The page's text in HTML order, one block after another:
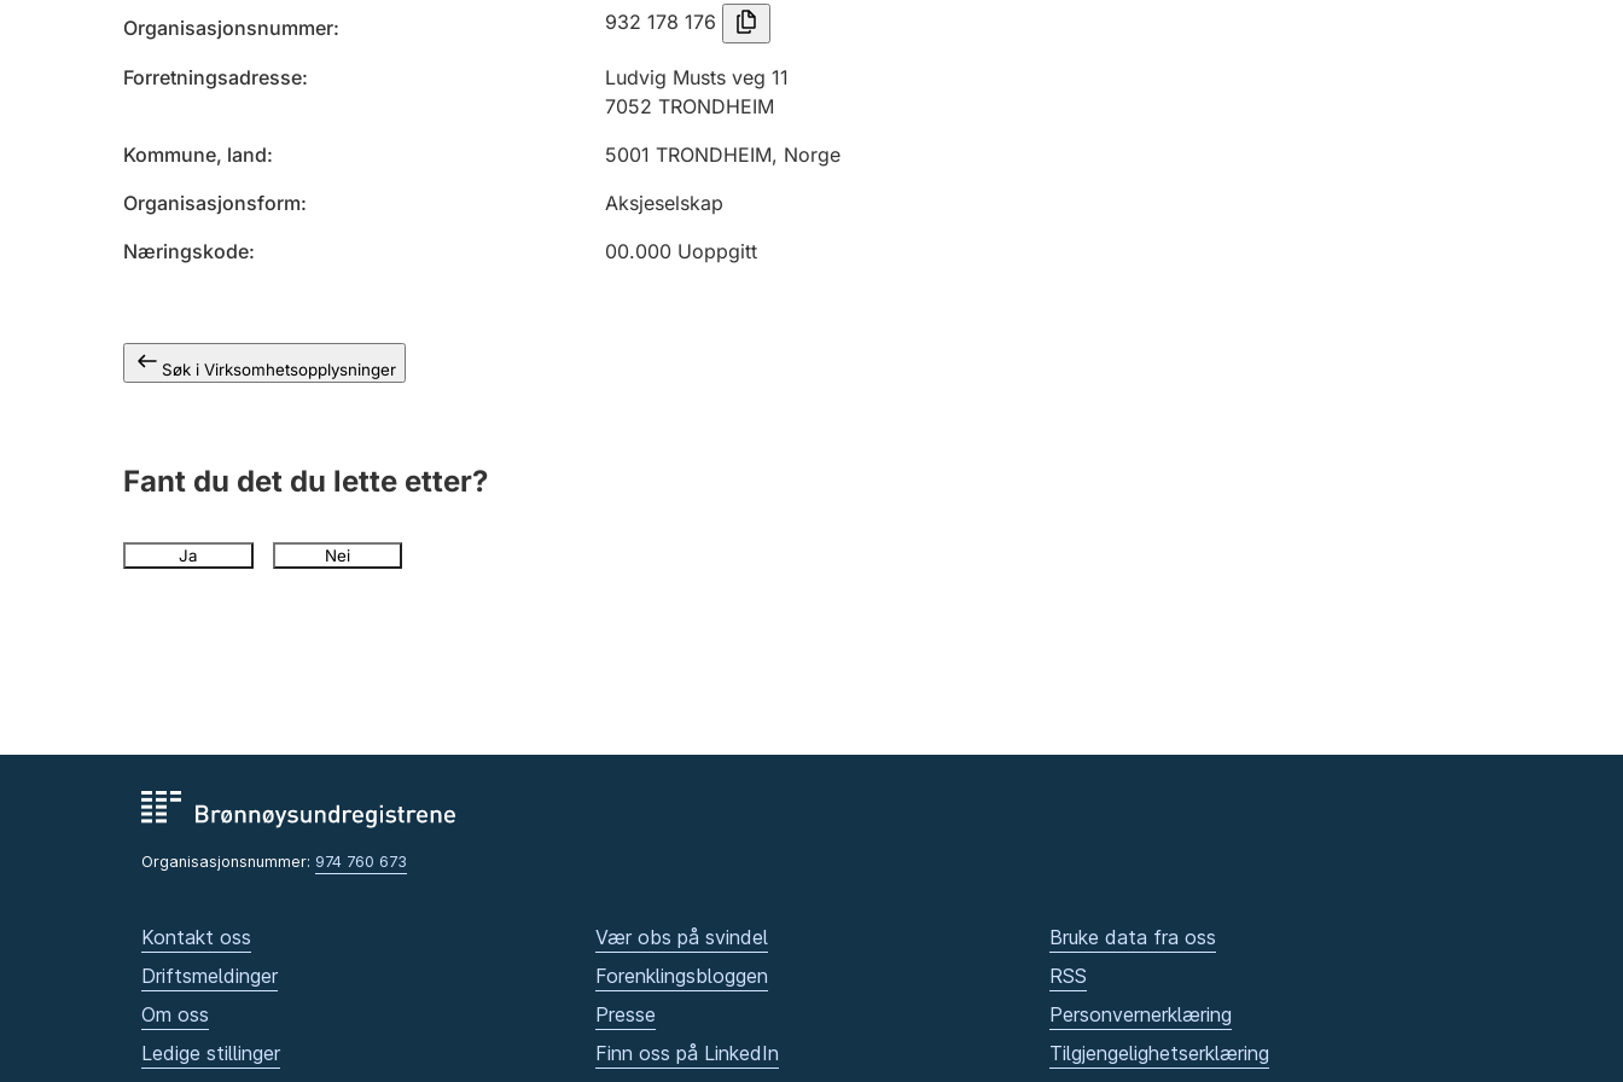
Organisasjonsnummer 932 178 176
Forretningsadresse
Ludvig Musts veg 11
7052 TRONDHEIM
Kommune, land
5001 TRONDHEIM, Norge
Organisasjonsform
Aksjeselskap
Næringskode
00.000 Uoppgitt
Søk i Virksomhetsopplysninger
Fant du det du lette etter?
Ja Nei
Organisasjonsnummer: 974 760 673
Kontakt oss
Driftsmeldinger
Om oss
Ledige stillinger
Vær obs på svindel
Forenklingsbloggen
Presse
Finn oss på LinkedIn
Bruke data fra oss
RSS
Personvernerklæring
Tilgjengelighetserklæring